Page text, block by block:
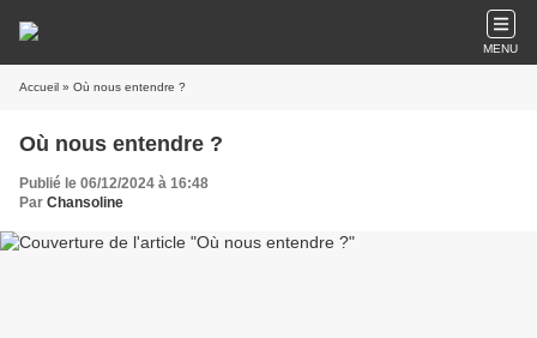
MENU
Accueil » Où nous entendre ?
Où nous entendre ?
Publié le 06/12/2024 à 16:48
Par Chansoline